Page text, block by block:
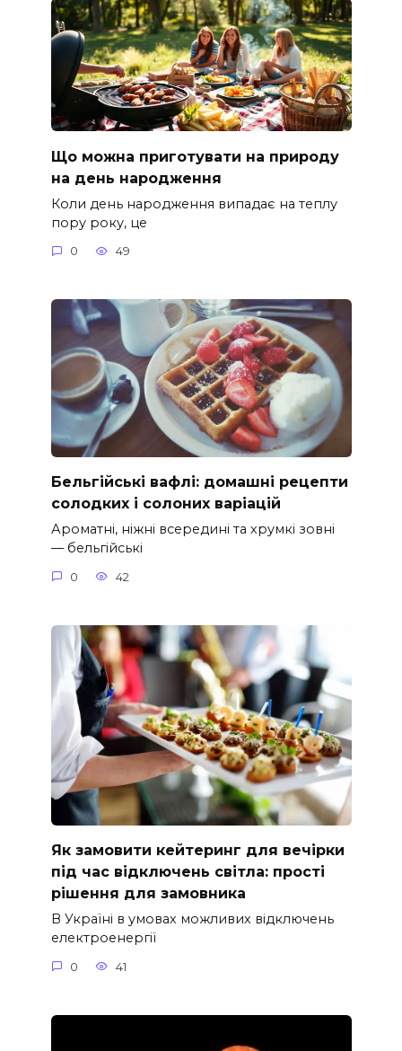
Що можна приготувати на природу
на день народження
Коли день народження випадає на теплу
пору року, це
0 49
Бельгійські вафлі: домашні рецепти
солодких і солоних варіацій
Ароматні, ніжні всередині та хрумкі зовні
— бельгійські
0 42
Як замовити кейтеринг для вечірки
під час відключень світла: прості
рішення для замовника
В Україні в умовах можливих відключень
електроенергії
0 41